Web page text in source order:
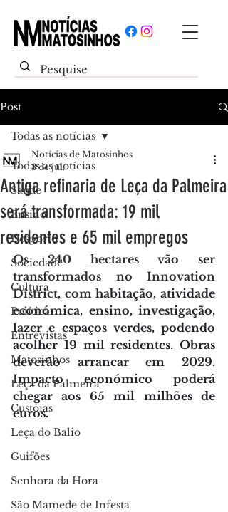
Post
Todas as notícias
Saúde
Ensino
Desporto
Sociedade
Cultura
Política
Entrevistas
Matosinhos
Leça da Palmeira
Custóias
Leça do Balio
Guifões
Senhora da Hora
São Mamede de Infesta
Todas as notícias
Antiga refinaria de Leça da Palmeira
será transformada: 19 mil
residentes e 65 mil empregos
Notícias de Matosinhos
3 de jul.
Os 240 hectares vão ser
transformados no Innovation
District, com habitação, atividade
económica, ensino, investigação,
lazer e espaços verdes, podendo
acolher 19 mil residentes. Obras
deverão arrancar em 2029.
Impacto económico poderá
chegar aos 65 mil milhões de
euros.